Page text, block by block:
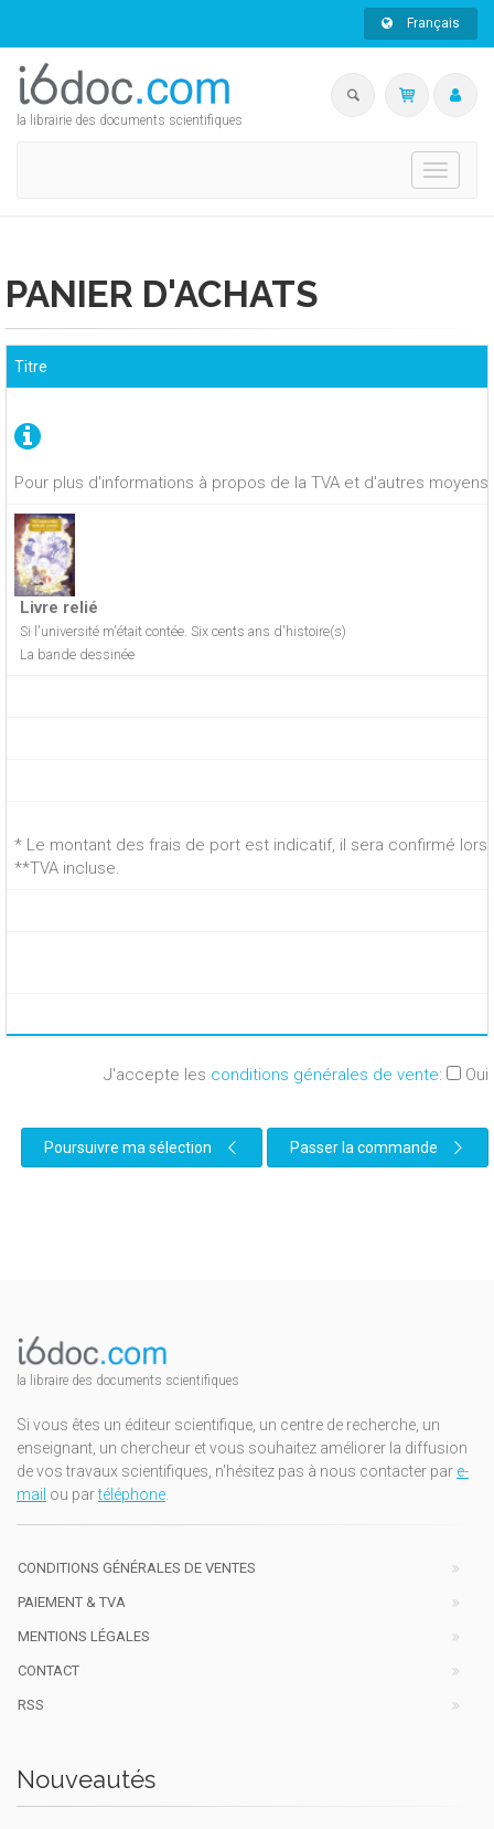
Français
la librairie des documents scientifiques
Toggle
PANIER D'ACHATS
Pour plus d'informations à propos de la TVA et d'autres
Titre
Livre relié
Si l'université m'était contée. Six cents ans d'histoire(s)
La bande dessinée
* Le montant des frais de port est indicatif, il sera confirmé
**TVA incluse.
J'accepte les conditions générales de vente: Oui
Poursuivre ma sélection Passer la commande
la libraire des documents scientifiques
Si vous êtes un éditeur scientifique, un centre de recherche, un
enseignant, un chercheur et vous souhaitez améliorer la diffusion
de vos travaux scientifiques, n'hésitez pas à nous contacter par e-
mail ou partéléphone.
CONDITIONS GÉNÉRALES DE VENTES
PAIEMENT & TVA
MENTIONS LÉGALES
CONTACT
RSS
Nouveautés